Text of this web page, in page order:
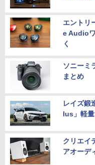
エントリ
e Audio
く
ソニーミ
まとめ
レイズ鍛
lus」軽
クリエイ
アオーデ